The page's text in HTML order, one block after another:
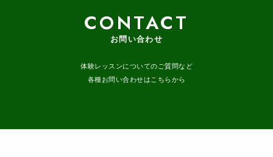
CONTACT
お問い合わせ
体験レッスンについてのご質問など
各種お問い合わせはこちらから